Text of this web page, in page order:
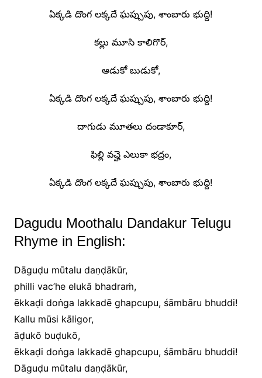
ఏక్కడి దొంగ లక్కదే ఘప్చుపు, శాంబారు భుద్ది!
కల్లు మూసి కాలిగొర్,
ఆడుకో బుడుకో,
ఏక్కడి దొంగ లక్కదే ఘప్చుపు, శాంబారు భుద్ది!
దాగుడు మూతలు దండాకూర్,
ఫిల్లి వచ్హె ఎలుకా భద్రం,
ఏక్కడి దొంగ లక్కదే ఘప్చుపు, శాంబారు భుద్ది!
Dagudu Moothalu Dandakur Telugu
Rhyme in English:
Dāguḍu mūtalu daṇḍākūr,
philli vac’he elukā bhadraṁ,
ēkkaḍi doṅga lakkadē ghapcupu, śāmbāru bhuddi!
Kallu mūsi kāligor,
āḍukō buḍukō,
ēkkaḍi doṅga lakkadē ghapcupu, śāmbāru bhuddi!
Dāguḍu mūtalu daṇḍākūr,